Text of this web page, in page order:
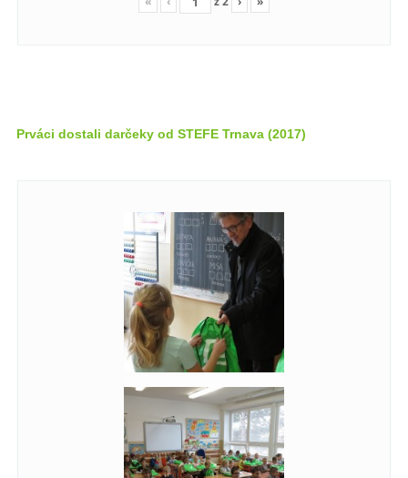
Prváci dostali darčeky od STEFE Trnava (2017)